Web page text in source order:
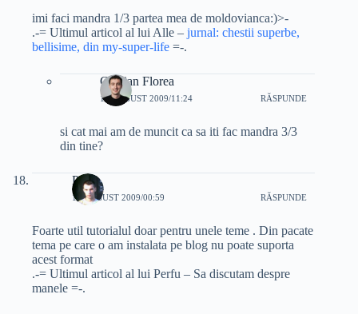
imi faci mandra 1/3 partea mea de moldovianca:)>-
.-= Ultimul articol al lui Alle – jurnal: chestii superbe,
bellisime, din my-super-life =-.
Cristian Florea
12 AUGUST 2009/11:24 RĂSPUNDE
si cat mai am de muncit ca sa iti fac mandra 3/3
din tine?
Perfu
12 AUGUST 2009/00:59 RĂSPUNDE
Foarte util tutorialul doar pentru unele teme . Din pacate
tema pe care o am instalata pe blog nu poate suporta
acest format
.-= Ultimul articol al lui Perfu – Sa discutam despre
manele =-.